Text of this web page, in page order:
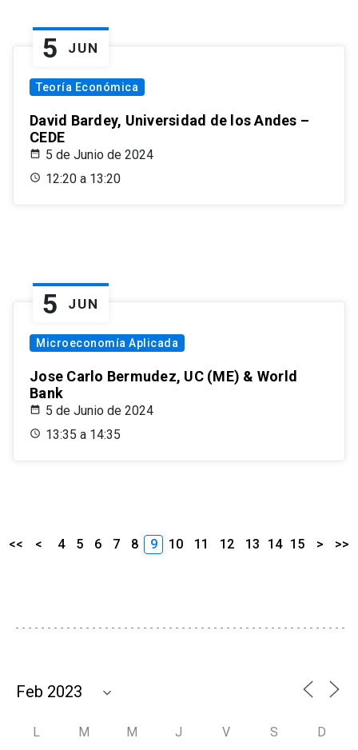
5 JUN
Teoría Económica
David Bardey, Universidad de los Andes –
CEDE
5 de Junio de 2024
12:20 a 13:20
5 JUN
Microeconomía Aplicada
Jose Carlo Bermudez, UC (ME) & World
Bank
5 de Junio de 2024
13:35 a 14:35
<< < 4 5 6 7 8 9 10 11 12 13 14 15 > >>
L M M J V S D